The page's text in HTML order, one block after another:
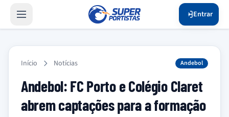
Entrar
Início Notícias Andebol
Andebol: FC Porto e Colégio Claret
abrem captações para a formação